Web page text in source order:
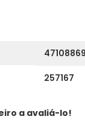
257167
a avaliá-lo!